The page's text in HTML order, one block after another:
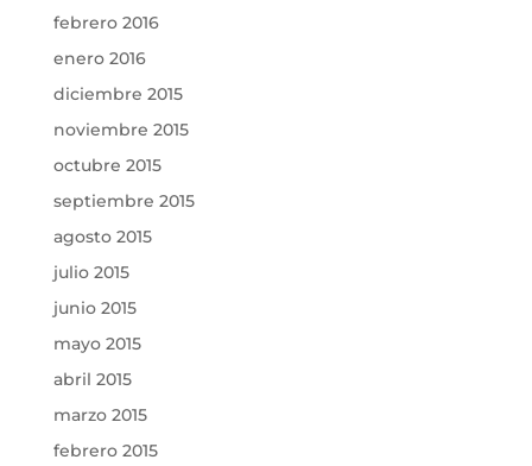
febrero 2016
enero 2016
diciembre 2015
noviembre 2015
octubre 2015
septiembre 2015
agosto 2015
julio 2015
junio 2015
mayo 2015
abril 2015
marzo 2015
febrero 2015